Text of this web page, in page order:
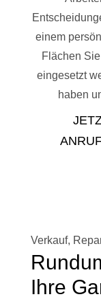
einem
Flächen
eingesetzt
haben
Verkauf,
Ihre